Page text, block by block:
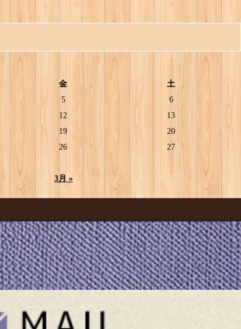
金 土
3月 »
5
6
12
13
19
20
26
27